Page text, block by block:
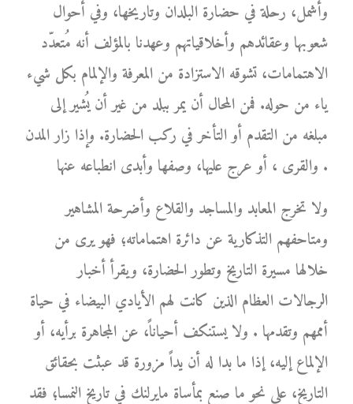
وأشمل، رحلة في حضارة البلدان وتاريخها، وفي أحوال
شعوبها وعقائدهم وأخلاقياتهم وعهدنا بالمؤلف أنه مُتعدّد
الاهتمامات، تشوقه الاستزادة من المعرفة والإلمام بكل شيء
ياء من حوله. فمن المحال أن يمر ببلد من غير أن يُشير إلى
مبلغه من التقدم أو التأخر في ركب الحضارة. وإذا زار المدن
والقرى ، أو عرج عليها، وصفها وأبدى انطباعه عنها .
ولا تخرج المعابد والمساجد والقلاع وأضرحة المشاهير
ومتاحفهم التذكارية عن دائرة اهتماماته؛ فهو يرى من
خلالها مسيرة التاريخ وتطور الحضارة، ويقرأ أخبار
الرجالات العظام الذين كانت لهم الأيادي البيضاء في حياة
أممهم وتقدمها . ولا يستنكف أحياناً، عن المجاهرة برأيه، أو
الإلماع إليه، إذا ما بدا له أن يداً مزورة قد عبثت بحقائق
التاريخ، على نحو ما صنع بمأساة مايرلنك في تاريخ النمسا؛ فقد